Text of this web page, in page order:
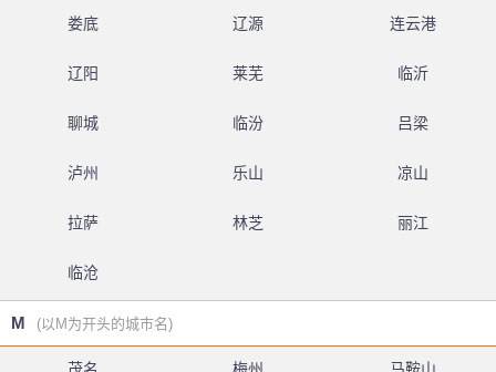
娄底 辽源 连云港
辽阳 莱芜 临沂
聊城 临汾 吕梁
泸州 乐山 凉山
拉萨 林芝 丽江
临沧
M (以M为开头的城市名)